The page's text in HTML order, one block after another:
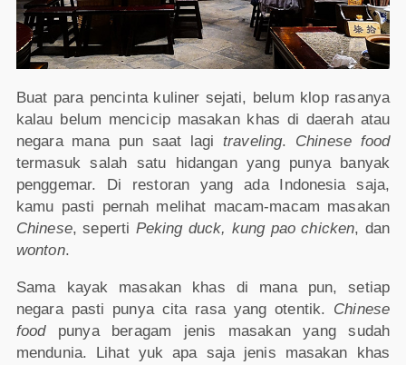
Buat para pencinta kuliner sejati, belum klop rasanya
kalau belum mencicip masakan khas di daerah atau
negara mana pun saat lagitraveling. Chinese food
termasuk salah satu hidangan yang punya banyak
penggemar. Di restoran yang ada Indonesia saja,
kamu pasti pernah melihat macam-macam masakan
Chinese, seperti Peking duck, kung pao chicken, dan
wonton.
Sama kayak masakan khas di mana pun, setiap
negara pasti punya cita rasa yang otentik. Chinese
foodpunya beragam jenis masakan yang sudah
mendunia. Lihat yuk apa saja jenis masakan khas